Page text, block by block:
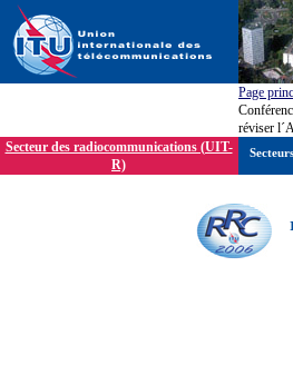
Page
réviser
Secteur des radiocommunications (UIT-
R)